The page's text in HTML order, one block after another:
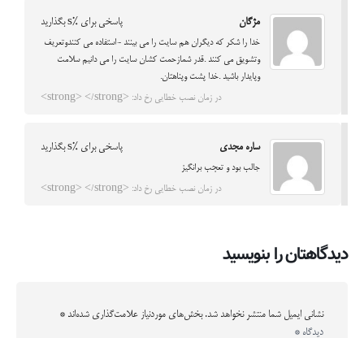
مژگان پاسخی برای %s بگذارید
خدا را شکر که دیگران هم سایت را می بینند -استفاده می کنندوتعریف
وتشویق می کنند .قدر شمازحمت کشان سایت را می دانیم سلامت
وپایدار باشید .خدا پشت وپناهتان.
در زمان نصب خطایی رخ داد: <strong> </strong>
ساره مجدی پاسخی برای %s بگذارید
جالب بود و تعجب برانگیز
در زمان نصب خطایی رخ داد: <strong> </strong>
دیدگاهتان را بنویسید
نشانی ایمیل شما منتشر نخواهد شد. بخش‌های موردنیاز علامت‌گذاری شده‌اند *
دیدگاه *